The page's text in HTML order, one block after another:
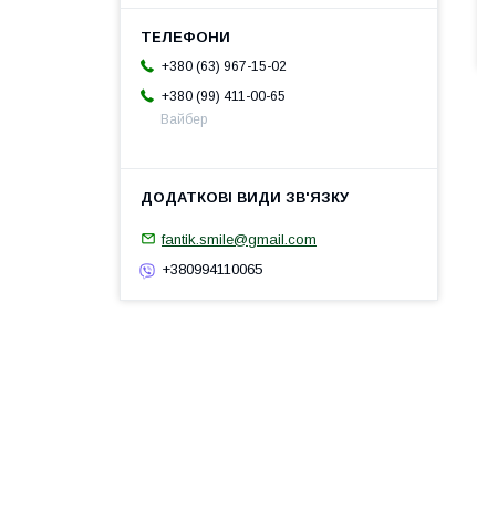
+380 (63) 967-15-02
+380 (99) 411-00-65
Вайбер
fantik.smile@gmail.com
+380994110065